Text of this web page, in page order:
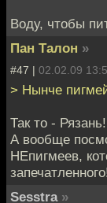
Воду, чтобы
Пан Талон »
#47 | 02.02.09
> Нынче
Так то -
А вообще
НЕпигмеев,
Sesstra »